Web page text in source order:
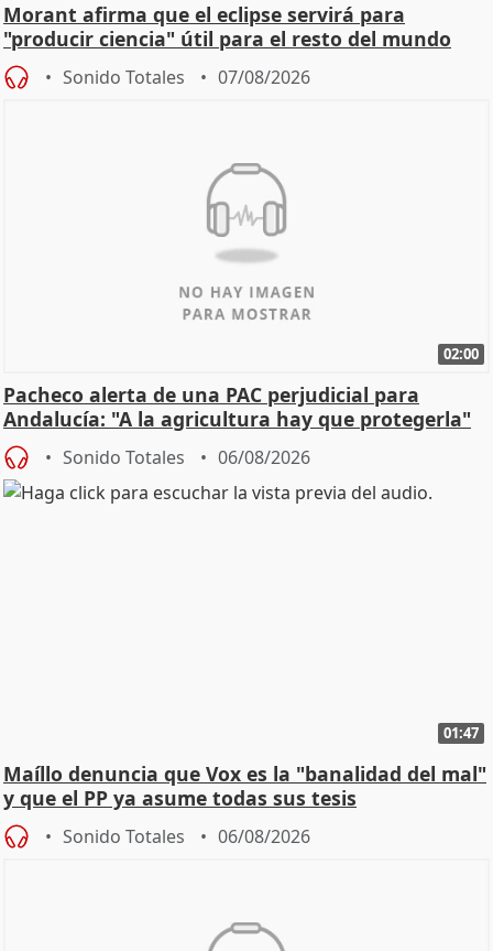
Morant afirma que el eclipse servirá para
"producir ciencia" útil para el resto del mundo
Sonido Totales 07/08/2026
02:00
Pacheco alerta de una PAC perjudicial para
Andalucía: "A la agricultura hay que protegerla"
Sonido Totales 06/08/2026
01:47
Maíllo denuncia que Vox es la "banalidad del mal"
y que el PP ya asume todas sus tesis
Sonido Totales 06/08/2026